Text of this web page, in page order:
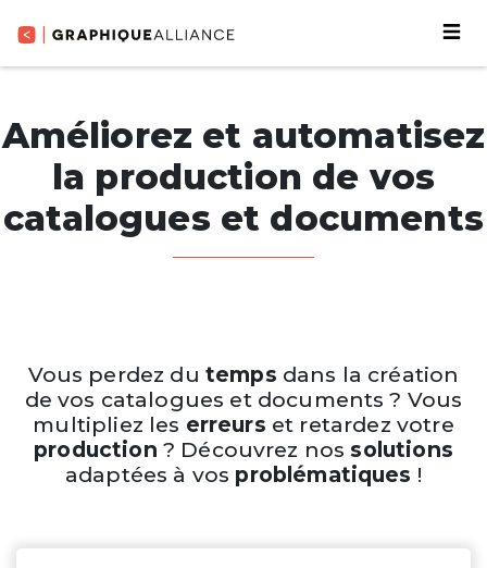
Améliorez et automatisez
la production de vos
catalogues et documents
Vous perdez du temps dans la création
de vos catalogues et documents ? Vous
multipliez les erreurs et retardez votre
production ? Découvrez nos solutions
adaptées à vos problématiques !